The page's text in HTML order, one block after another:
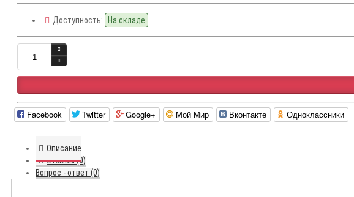
Доступность: На складе
Facebook Twitter Google+ Мой Мир Вконтакте Одноклассники
Описание
Отзывы (0)
Вопрос - ответ (0)